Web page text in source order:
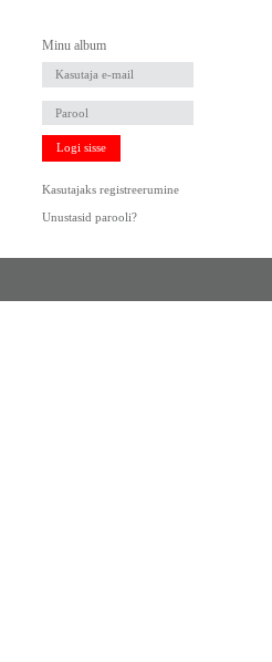
Minu album
Logi sisse
Kasutajaks registreerumine
Unustasid parooli?